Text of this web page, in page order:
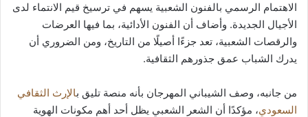
الاهتمام الرسمي بالفنون الشعبية يسهم في ترسيخ قيم الانتماء لدى
الأجيال الجديدة. وأضاف أن الفنون الأدائية، بما فيها العرضات
والرقصات الشعبية، تعد جزءًا أصيلًا من التاريخ، ومن الضروري أن
يدرك الشباب عمق جذورهم الثقافية.
من جانبه، وصف الشيباني المهرجان بأنه منصة تليق بالإرث الثقافي
السعودي، مؤكدًا أن الشعر الشعبي يظل أحد أهم مكونات الهوية